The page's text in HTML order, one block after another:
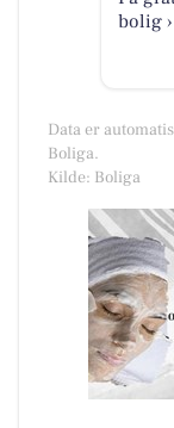
bolig ›
Data er
Boliga.
Kilde: Boliga